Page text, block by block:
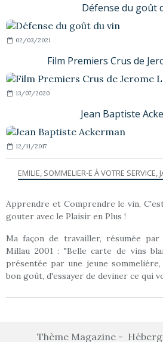
Défense du goût
02/03/2021
Film Premiers Crus de
13/07/2020
Jean Baptiste
12/11/2017
EMILIE, SOMMELIER-E À VOTRE SERVICE,
Apprendre et Comprendre le vin,
gouter avec le Plaisir en Plus !
Ma façon de travailler, résumée
Millau 2001 : "Belle carte de vins
présentée par une jeune
bon goût, d'essayer de deviner ce qui
Thème Magazine -